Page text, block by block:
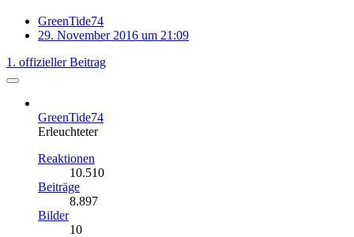
GreenTide74
29. November 2016 um 21:09
1. offizieller Beitrag
GreenTide74
Erleuchteter
Reaktionen
10.510
Beiträge
8.897
Bilder
10